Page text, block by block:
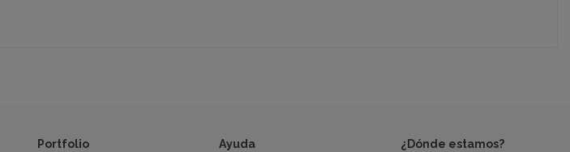
Portfolio Ayuda ¿Dónde estamos?